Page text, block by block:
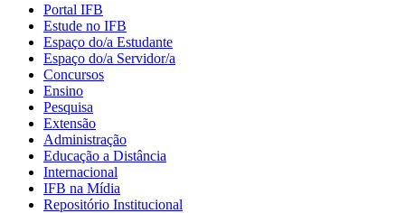
Portal IFB
Estude no IFB
Espaço do/a Estudante
Espaço do/a Servidor/a
Concursos
Ensino
Pesquisa
Extensão
Administração
Educação a Distância
Internacional
IFB na Mídia
Repositório Institucional